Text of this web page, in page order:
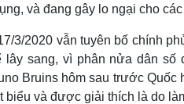
và đang gây lo ngại cho
3/2020 vẫn tuyên bố chính
sang, vì phân nửa dân số
Bruins hôm sau trước
và được giải thích là do